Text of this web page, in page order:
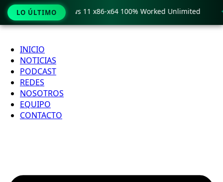
Ir
contenido
INICIO
NOTICIAS
PODCAST
REDES
NOSOTROS
EQUIPO
CONTACTO
LO ÚLTIMO
Crack only Windows 11 x86-x64 100% Worked Unlimited